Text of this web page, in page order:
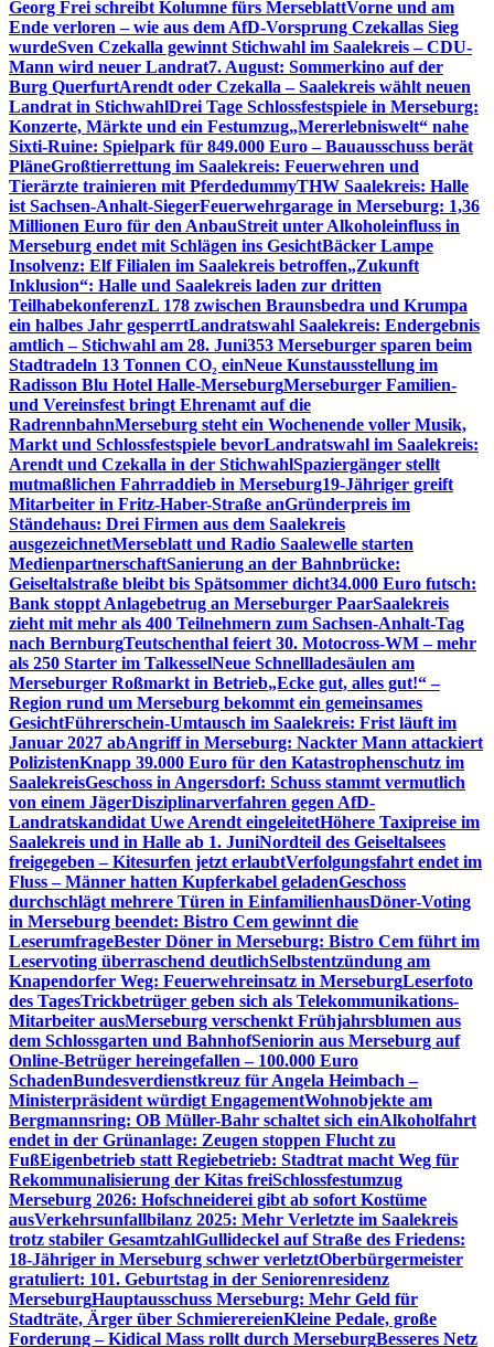
Georg Frei schreibt Kolumne fürs MerseblattVorne und am
Ende verloren – wie aus dem AfD-Vorsprung Czekallas Sieg
wurdeSven Czekalla gewinnt Stichwahl im Saalekreis – CDU-
Mann wird neuer Landrat7. August: Sommerkino auf der
Burg QuerfurtArendt oder Czekalla – Saalekreis wählt neuen
Landrat in StichwahlDrei Tage Schlossfestspiele in Merseburg:
Konzerte, Märkte und ein Festumzug„Mererlebniswelt“ nahe
Sixti-Ruine: Spielpark für 849.000 Euro – Bauausschuss berät
PläneGroßtierrettung im Saalekreis: Feuerwehren und
Tierärzte trainieren mit PferdedummyTHW Saalekreis: Halle
ist Sachsen-Anhalt-SiegerFeuerwehrgarage in Merseburg: 1,36
Millionen Euro für den AnbauStreit unter Alkoholeinfluss in
Merseburg endet mit Schlägen ins GesichtBäcker Lampe
Insolvenz: Elf Filialen im Saalekreis betroffen„Zukunft
Inklusion“: Halle und Saalekreis laden zur dritten
TeilhabekonferenzL 178 zwischen Braunsbedra und Krumpa
ein halbes Jahr gesperrtLandratswahl Saalekreis: Endergebnis
amtlich – Stichwahl am 28. Juni353 Merseburger sparen beim
Stadtradeln 13 Tonnen CO₂ einNeue Kunstausstellung im
Radisson Blu Hotel Halle-MerseburgMerseburger Familien-
und Vereinsfest bringt Ehrenamt auf die
RadrennbahnMerseburg steht ein Wochenende voller Musik,
Markt und Schlossfestspiele bevorLandratswahl im Saalekreis:
Arendt und Czekalla in der StichwahlSpaziergänger stellt
mutmaßlichen Fahrraddieb in Merseburg19-Jähriger greift
Mitarbeiter in Fritz-Haber-Straße anGründerpreis im
Ständehaus: Drei Firmen aus dem Saalekreis
ausgezeichnetMerseblatt und Radio Saalewelle starten
MedienpartnerschaftSanierung an der Bahnbrücke:
Geiseltalstraße bleibt bis Spätsommer dicht34.000 Euro futsch:
Bank stoppt Anlagebetrug an Merseburger PaarSaalekreis
zieht mit mehr als 400 Teilnehmern zum Sachsen-Anhalt-Tag
nach BernburgTeutschenthal feiert 30. Motocross-WM – mehr
als 250 Starter im TalkesselNeue Schnellladesäulen am
Merseburger Roßmarkt in Betrieb„Ecke gut, alles gut!“ –
Region rund um Merseburg bekommt ein gemeinsames
GesichtFührerschein-Umtausch im Saalekreis: Frist läuft im
Januar 2027 abAngriff in Merseburg: Nackter Mann attackiert
PolizistenKnapp 39.000 Euro für den Katastrophenschutz im
SaalekreisGeschoss in Angersdorf: Schuss stammt vermutlich
von einem JägerDisziplinarverfahren gegen AfD-
Landratskandidat Uwe Arendt eingeleitetHöhere Taxipreise im
Saalekreis und in Halle ab 1. JuniNordteil des Geiseltalsees
freigegeben – Kitesurfen jetzt erlaubtVerfolgungsfahrt endet im
Fluss – Männer hatten Kupferkabel geladenGeschoss
durchschlägt mehrere Türen in EinfamilienhausDöner-Voting
in Merseburg beendet: Bistro Cem gewinnt die
LeserumfrageBester Döner in Merseburg: Bistro Cem führt im
Leservoting überraschend deutlichSelbstentzündung am
Knapendorfer Weg: Feuerwehreinsatz in MerseburgLeserfoto
des TagesTrickbetrüger geben sich als Telekommunikations-
Mitarbeiter ausMerseburg verschenkt Frühjahrsblumen aus
dem Schlossgarten und BahnhofSeniorin aus Merseburg auf
Online-Betrüger hereingefallen – 100.000 Euro
SchadenBundesverdienstkreuz für Angela Heimbach –
Ministerpräsident würdigt EngagementWohnobjekte am
Bergmannsring: OB Müller-Bahr schaltet sich einAlkoholfahrt
endet in der Grünanlage: Zeugen stoppen Flucht zu
FußEigenbetrieb statt Regiebetrieb: Stadtrat macht Weg für
Rekommunalisierung der Kitas freiSchlossfestumzug
Merseburg 2026: Hofschneiderei gibt ab sofort Kostüme
ausVerkehrsunfallbilanz 2025: Mehr Verletzte im Saalekreis
trotz stabiler GesamtzahlGullideckel auf Straße des Friedens:
18-Jähriger in Merseburg schwer verletztOberbürgermeister
gratuliert: 101. Geburtstag in der Seniorenresidenz
MerseburgHauptausschuss Merseburg: Mehr Geld für
Stadträte, Ärger über SchmierereienKleine Pedale, große
Forderung – Kidical Mass rollt durch MerseburgBesseres Netz